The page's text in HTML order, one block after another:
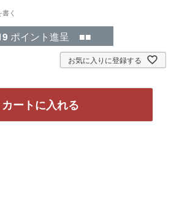
く
ポイント進呈 ■■
お気に入りに登録する
カートに入れる